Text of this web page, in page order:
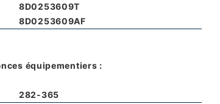
8D0253609T
8D0253609AF
équipementiers :
282-365